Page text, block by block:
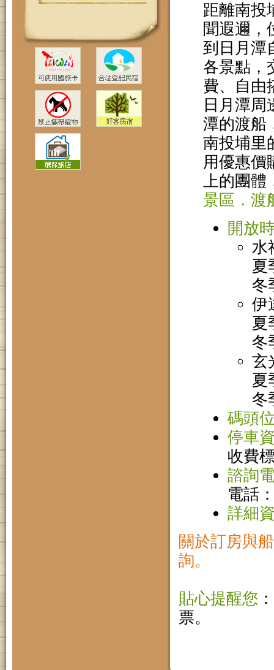
距離南投
聞遐邇，
到日月潭
各景點，
費、自由
日月潭周
潭的渡船
南投埔里
用優惠價
上的團體
景區．渡
開放
水
夏
冬
伊
夏
冬
玄
夏
冬
碼頭
停車
收費
諮詢
電話
詳細
關於訂房與
詢。
貼心提醒您
票。